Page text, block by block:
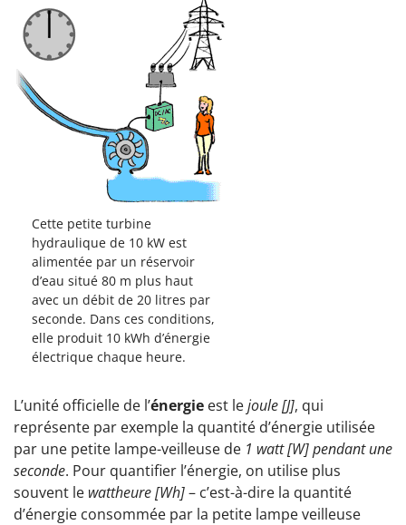
Cette petite turbine
hydraulique de 10 kW est
alimentée par un réservoir
d’eau situé 80 m plus haut
avec un débit de 20 litres par
seconde. Dans ces conditions,
elle produit 10 kWh d’énergie
électrique chaque heure.
L’unité officielle de l’énergie est lejoule [J], qui
représente par exemple la quantité d’énergie utilisée
par une petite lampe-veilleuse de 1 watt [W] pendant une
seconde. Pour quantifier l’énergie, on utilise plus
souvent le wattheure [Wh]– c’est-à-dire la quantité
d’énergie consommée par la petite lampe veilleuse